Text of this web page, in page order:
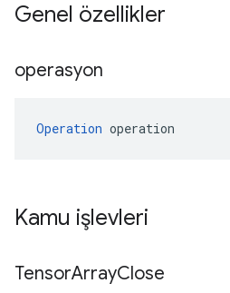
Genel özellikler
operasyon
Operation operation
Kamu işlevleri
TensorArrayClose